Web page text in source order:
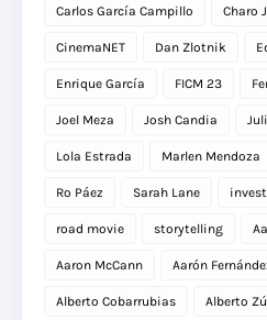
Carlos García Campillo Charo
CinemaNET Dan Zlotnik
Enrique García FICM 23
Joel Meza Josh Candia
Lola Estrada Marlen Mendoza
Ro Páez Sarah Lane
road movie storytelling
Aaron McCann Aarón
Alberto Cobarrubias Alberto